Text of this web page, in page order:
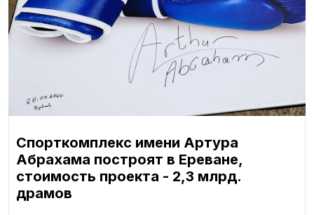
Спорткомплекс имени Артура
Абрахама построят в Ереване,
стоимость проекта - 2,3 млрд.
драмов